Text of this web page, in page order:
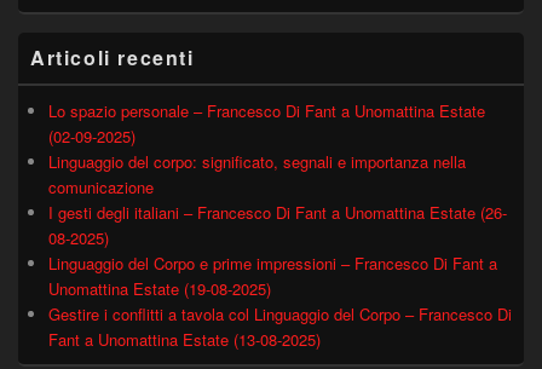
Articoli recenti
Lo spazio personale – Francesco Di Fant a Unomattina Estate
(02-09-2025)
Linguaggio del corpo: significato, segnali e importanza nella
comunicazione
I gesti degli italiani – Francesco Di Fant a Unomattina Estate (26-
08-2025)
Linguaggio del Corpo e prime impressioni – Francesco Di Fant a
Unomattina Estate (19-08-2025)
Gestire i conflitti a tavola col Linguaggio del Corpo – Francesco Di
Fant a Unomattina Estate (13-08-2025)